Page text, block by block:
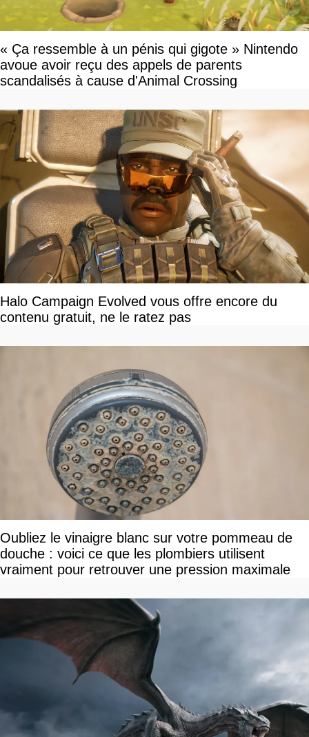
« Ça ressemble à un pénis qui gigote » Nintendo
avoue avoir reçu des appels de parents
scandalisés à cause d'Animal Crossing
Halo Campaign Evolved vous offre encore du
contenu gratuit, ne le ratez pas
Oubliez le vinaigre blanc sur votre pommeau de
douche : voici ce que les plombiers utilisent
vraiment pour retrouver une pression maximale